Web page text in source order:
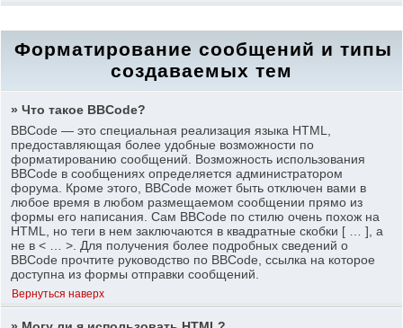
Форматирование сообщений и типы
создаваемых тем
» Что такое BBCode?
BBCode — это специальная реализация языка HTML,
предоставляющая более удобные возможности по
форматированию сообщений. Возможность использования
BBCode в сообщениях определяется администратором
форума. Кроме этого, BBCode может быть отключен вами в
любое время в любом размещаемом сообщении прямо из
формы его написания. Сам BBCode по стилю очень похож на
HTML, но теги в нем заключаются в квадратные скобки [ … ], а
не в < … >. Для получения более подробных сведений о
BBCode прочтите руководство по BBCode, ссылка на которое
доступна из формы отправки сообщений.
Вернуться наверх